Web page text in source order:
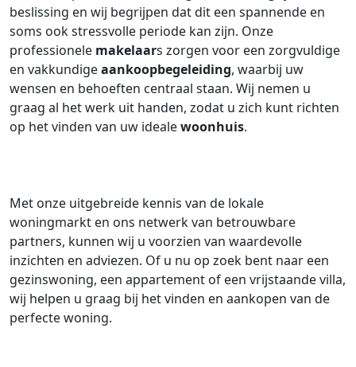
beslissing en wij begrijpen dat dit een spannende en
soms ook stressvolle periode kan zijn. Onze
professionele makelaars zorgen voor een zorgvuldige
en vakkundigeaankoopbegeleiding, waarbij uw
wensen en behoeften centraal staan. Wij nemen u
graag al het werk uit handen, zodat u zich kunt richten
op het vinden van uw idealewoonhuis.
Met onze uitgebreide kennis van de lokale
woningmarkt en ons netwerk van betrouwbare
partners, kunnen wij u voorzien van waardevolle
inzichten en adviezen. Of u nu op zoek bent naar een
gezinswoning, een appartement of een vrijstaande villa,
wij helpen u graag bij het vinden en aankopen van de
perfecte woning.